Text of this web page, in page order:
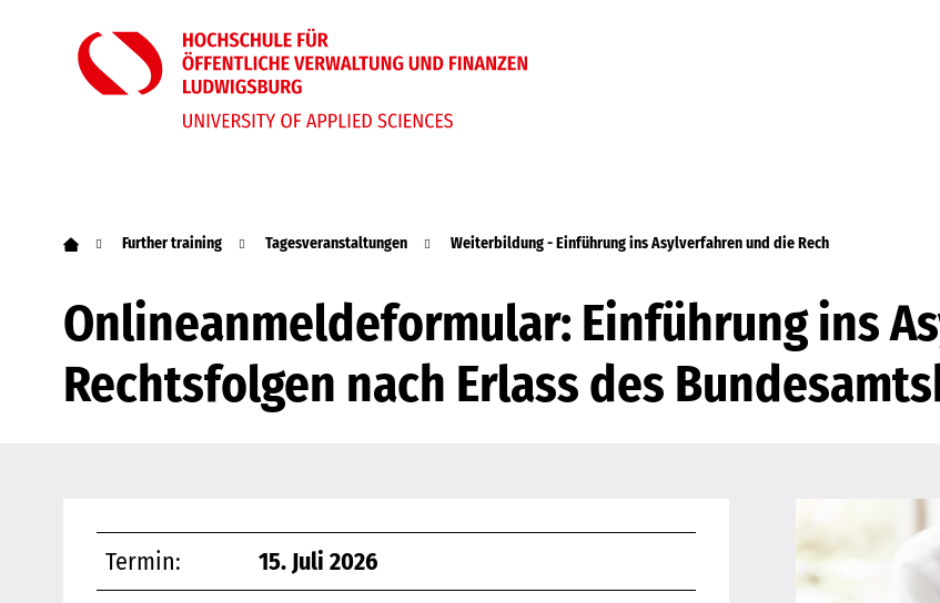
Further training Tagesveranstaltungen Weiterbildung - Einführung ins Asylverfahren und die Rech
Onlineanmeldeformular: Einführung ins
Rechtsfolgen nach Erlass des
Termin:
15. Juli 2026